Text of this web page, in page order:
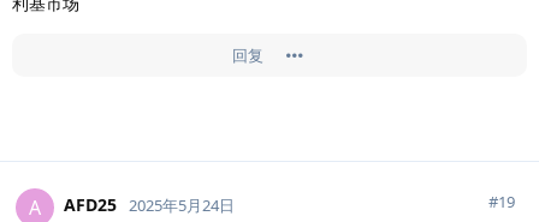
回复
A AFD25 2025年5月24日 #19